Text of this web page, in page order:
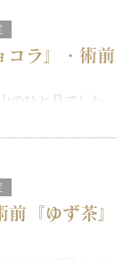
ラ』・術
のひと月でした
と身に染みる寒
ョコラ』でござい
『ゆず茶』